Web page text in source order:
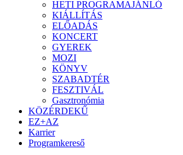
HETI PROGRAMAJÁNLÓ
KIÁLLÍTÁS
ELŐADÁS
KONCERT
GYEREK
MOZI
KÖNYV
SZABADTÉR
FESZTIVÁL
Gasztronómia
KÖZÉRDEKŰ
EZ+AZ
Karrier
Programkereső